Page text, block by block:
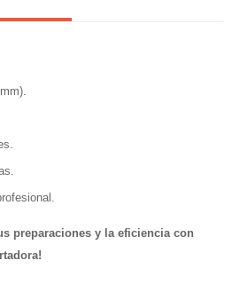
preparaciones y la eficiencia con